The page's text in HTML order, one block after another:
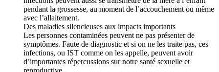
pendant la grossesse, au moment de l’accouchement ou même
avec l’allaitement.
Des maladies silencieuses aux impacts importants
Les personnes contaminées peuvent ne pas présenter de
symptômes. Faute de diagnostic et si on ne les traite pas, ces
infections, ou IST comme on les appelle, peuvent avoir
d’importantes répercussions sur notre santé sexuelle et